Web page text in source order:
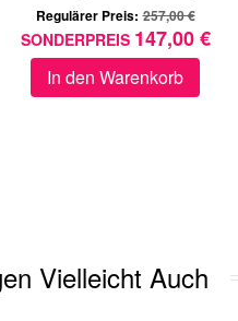
Regulärer Preis: 257,00 €
SONDERPREIS 147,00 €
In den Warenkorb
Vielleicht Auch